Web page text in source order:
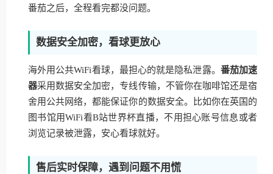
番茄之后，全程看完都没问题。
数据安全加密，看球更放心
海外用公共WiFi看球，最担心的就是隐私泄露。 番茄加速
器采用数据安全加密，专线传输，不管你在咖啡馆还是宿
舍用公共网络，都能保证你的数据安全。比如你在英国的
图书馆用WiFi看B站世界杯直播，不用担心账号信息或者
浏览记录被泄露，安心看球就好。
售后实时保障，遇到问题不用慌